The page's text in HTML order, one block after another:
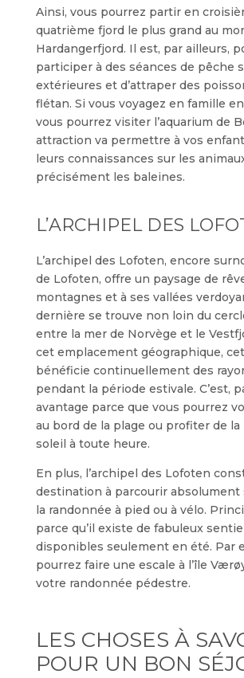
Ainsi, vous pourrez partir en
quatrième fjord le plus grand au
Hardangerfjord. Il est, par ailleurs,
participer à des séances de pêche
extérieures et d’attraper des
flétan. Si vous voyagez en famille
vous pourrez visiter l’aquarium de
attraction va permettre à vos
leurs connaissances sur les
précisément les baleines.
L’ARCHIPEL DES
L’archipel des Lofoten, encore
de Lofoten, offre un paysage de
montagnes et à ses vallées
dernière se trouve non loin du
entre la mer de Norvège et le
cet emplacement géographique,
bénéficie continuellement des
pendant la période estivale. C’est,
avantage parce que vous pourrez
au bord de la plage ou profiter de la
soleil à toute heure.
En plus, l’archipel des Lofoten
destination à parcourir absolument
la randonnée à pied ou à vélo.
parce qu’il existe de fabuleux
disponibles seulement en été. Par
pourrez faire une escale à l’île
votre randonnée pédestre.
LES CHOSES À
POUR UN BON